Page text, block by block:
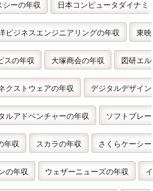
シーの年収 日本コンピュータダイナミ
ビジネスエンジニアリングの年収 東映
スの年収 大塚商会の年収 図研エル
クストウェアの年収 デジタルデザイン
ルアドベンチャーの年収 ソフトブレー
年収 スカラの年収 さくらケーシー
の年収 ウェザーニューズの年収 イ